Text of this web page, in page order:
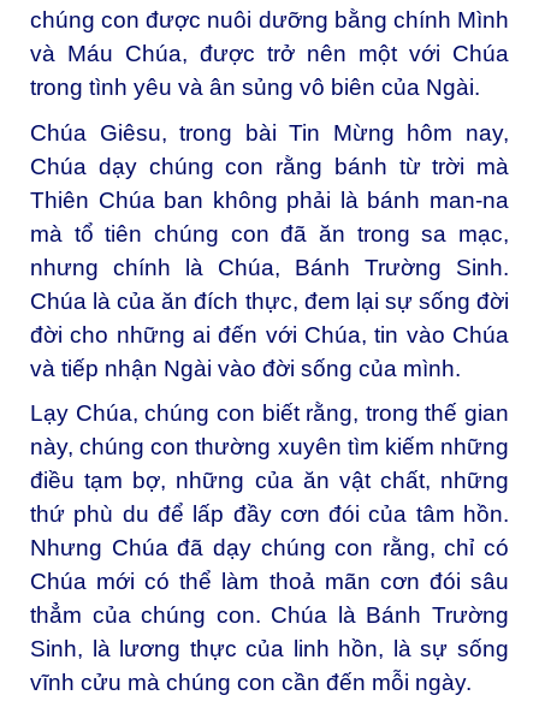
chúng con được nuôi dưỡng bằng chính Mình
và Máu Chúa, được trở nên một với Chúa
trong tình yêu và ân sủng vô biên của Ngài.
Chúa Giêsu, trong bài Tin Mừng hôm nay,
Chúa dạy chúng con rằng bánh từ trời mà
Thiên Chúa ban không phải là bánh man-na
mà tổ tiên chúng con đã ăn trong sa mạc,
nhưng chính là Chúa, Bánh Trường Sinh.
Chúa là của ăn đích thực, đem lại sự sống đời
đời cho những ai đến với Chúa, tin vào Chúa
và tiếp nhận Ngài vào đời sống của mình.
Lạy Chúa, chúng con biết rằng, trong thế gian
này, chúng con thường xuyên tìm kiếm những
điều tạm bợ, những của ăn vật chất, những
thứ phù du để lấp đầy cơn đói của tâm hồn.
Nhưng Chúa đã dạy chúng con rằng, chỉ có
Chúa mới có thể làm thoả mãn cơn đói sâu
thẳm của chúng con. Chúa là Bánh Trường
Sinh, là lương thực của linh hồn, là sự sống
vĩnh cửu mà chúng con cần đến mỗi ngày.